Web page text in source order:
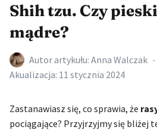
Shih tzu. Czy
mądre?
Autor artykułu: Anna Walczak
Akualizacja: 11 stycznia 2024
Zastanawiasz się, co sprawia, że
pociągające? Przyjrzyjmy się bliżej